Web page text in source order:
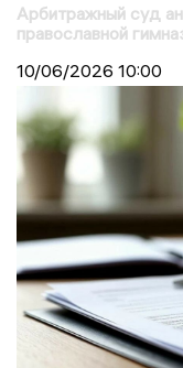
Арбитражный суд
православной
10/06/2026 10:00